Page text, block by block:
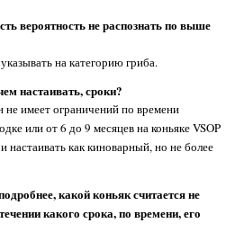
вероятность не распознать по выше
на категорию гриба.
настаивать, сроки?
имеет ограничений по времени
или от 6 до 9 месяцев на коньяке VSOP
настаивать как киноварный, но не более
какой коньяк считается не
какого срока, по времени, его